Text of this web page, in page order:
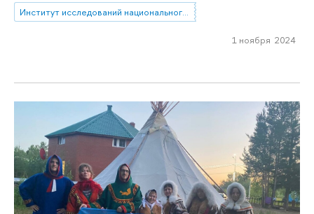
Институт исследований национального и сравнительного права
1 ноября 2024